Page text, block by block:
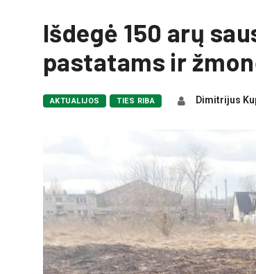
Išdegė 150 arų
pastatams ir
AKTUALIJOS TIES RIBA Dimitrijus